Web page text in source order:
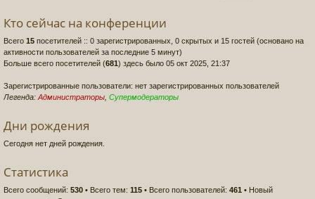
Кто сейчас на конференции
Всего 15 посетителей :: 0 зарегистрированных, 0 скрытых и 15 гостей (основано на
активности пользователей за последние 5 минут)
Больше всего посетителей (681) здесь было 05 окт 2025, 21:37
Зарегистрированные пользователи: нет зарегистрированных пользователей
Легенда: Администраторы Супермодераторы
Дни рождения
Сегодня нет дней рождения.
Статистика
Всего сообщений: 530 • Всего тем: 115 • Всего пользователей: 461 • Новый